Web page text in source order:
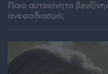
Ποιο αυτοκίνητο
ανεφοδιασμό;